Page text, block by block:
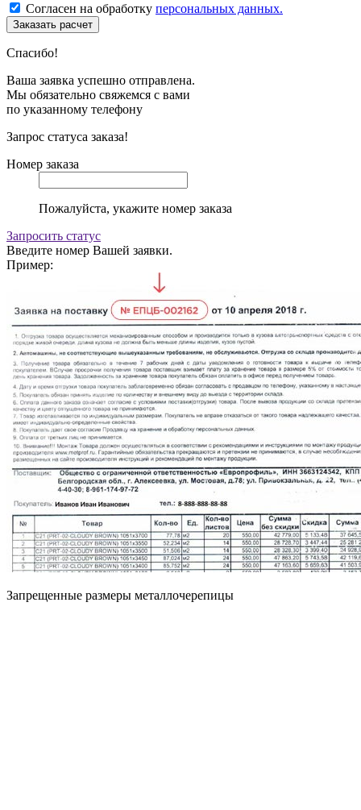
Согласен на обработку персональных данных.
Спасибо!
Ваша заявка успешно отправлена.
Мы обязательно свяжемся с вами
по указанному телефону
Запрос статуса заказа!
Номер заказа
Пожалуйста, укажите номер заказа
Запросить статус
Введите номер Вашей заявки.
Пример:
Запрещенные размеры металлочерепицы